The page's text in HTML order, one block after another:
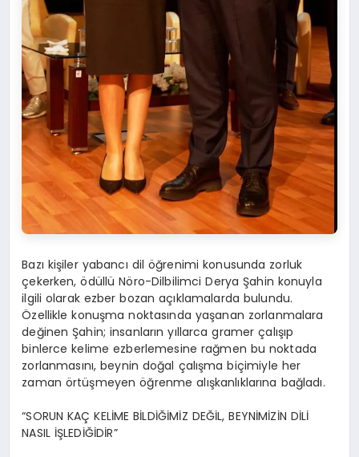
Bazı kişiler yabancı dil öğrenimi konusunda zorluk
çekerken, ödüllü Nöro-Dilbilimci Derya Şahin konuyla
ilgili olarak ezber bozan açıklamalarda bulundu.
Özellikle konuşma noktasında yaşanan zorlanmalara
değinen Şahin; insanların yıllarca gramer çalışıp
binlerce kelime ezberlemesine rağmen bu noktada
zorlanmasını, beynin doğal çalışma biçimiyle her
zaman örtüşmeyen öğrenme alışkanlıklarına bağladı.
“SORUN KAÇ KELİME BİLDİĞİMİZ DEĞİL, BEYNİMİZİN DİLİ
NASIL İŞLEDİĞİDİR”